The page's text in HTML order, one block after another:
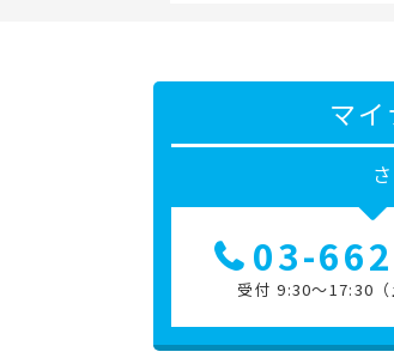
マ
03-
受付 9:30～17:30（